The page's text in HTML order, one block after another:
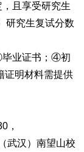
且享受研究生
研究生复试分数
业证书；④初
证明材料需提供
，
武汉）南望山校